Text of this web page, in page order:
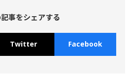
事をシェアする
Twitter Facebook